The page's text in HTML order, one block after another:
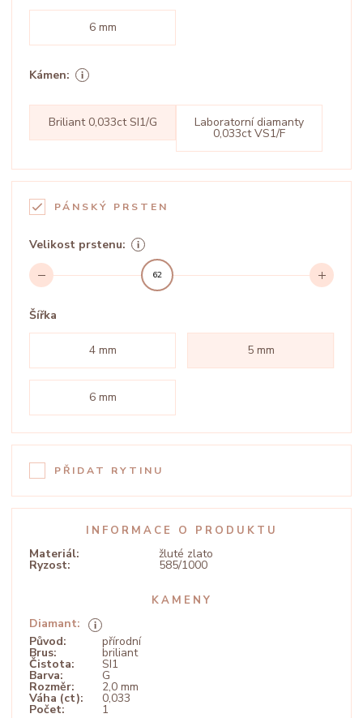
6 mm
Kámen:
Briliant 0,033ct SI1/G Laboratorní diamanty
0,033ct VS1/F
PÁNSKÝ PRSTEN
Velikost prstenu:
62
Šířka
4 mm 5 mm
6 mm
PŘIDAT RYTINU
INFORMACE O PRODUKTU
Materiál: žluté zlato
Ryzost: 585/1000
KAMENY
Diamant:
Původ:
přírodní
Brus: briliant
Čistota: SI1
Barva: G
Rozměr: 2,0 mm
Váha (ct): 0,033
Počet: 1